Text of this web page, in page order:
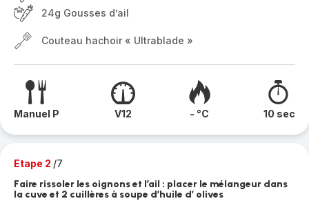
24g Gousses d’ail
Couteau hachoir « Ultrablade »
Manuel P V12 - °C 10 sec
Etape 2 /7
Faire rissoler les oignons et l’ail : placer le mélangeur dans
la cuve et 2 cuillères à soupe d’huile d’ olives